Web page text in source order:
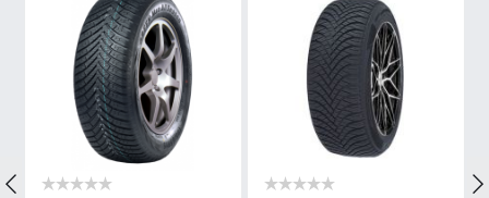
Indice greutate